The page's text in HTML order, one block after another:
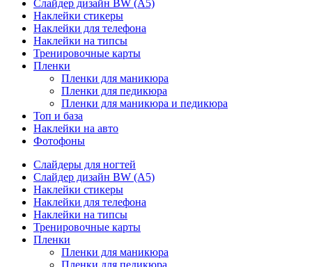
Слайдер дизайн BW (A5)
Наклейки стикеры
Наклейки для телефона
Наклейки на типсы
Тренировочные карты
Пленки
Пленки для маникюра
Пленки для педикюра
Пленки для маникюра и педикюра
Топ и база
Наклейки на авто
Фотофоны
Слайдеры для ногтей
Слайдер дизайн BW (A5)
Наклейки стикеры
Наклейки для телефона
Наклейки на типсы
Тренировочные карты
Пленки
Пленки для маникюра